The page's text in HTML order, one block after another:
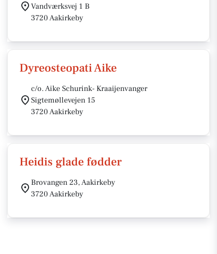
Vandværksvej 1 B
3720 Aakirkeby
Dyreosteopati Aike
c/o. Aike Schurink- Kraaijenvanger
Sigtemøllevejen 15
3720 Aakirkeby
Heidis glade fødder
Brovangen 23, Aakirkeby
3720 Aakirkeby